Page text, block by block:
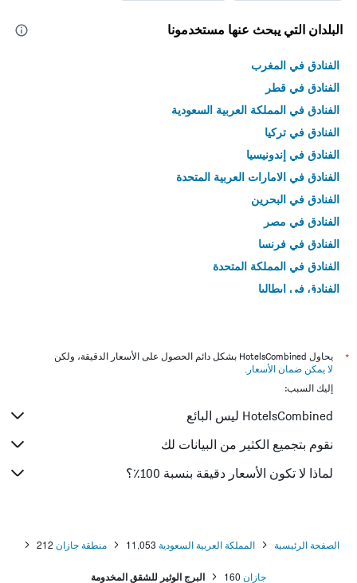
البلدان التي يبحث عنها مستخدمونا
الفنادق في المغرب
الفنادق في قطر
الفنادق في المملكة العربية السعودية
الفنادق في تركيا
الفنادق في إندونيسيا
الفنادق في الامارات العربية المتحدة
الفنادق في البحرين
الفنادق في مصر
الفنادق في فرنسا
الفنادق في المملكة المتحدة
الفنادق في إيطاليا
*
يحاول HotelsCombined بشكل دائم الحصول على الأسعار الدقيقة، ولكن
لا يمكن ضمان الأسعار .
إليك السبب:
HotelsCombined ليس البائع
نقوم بتجميع الكثير من البيانات لك
لماذا لا تكون الأسعار دقيقة بنسبة 100٪؟
الصفحة الرئيسية المملكة العربية السعودية 11,053 منطقة جازان 212
جازان 160 البرج الوثير للشقق المخدومة